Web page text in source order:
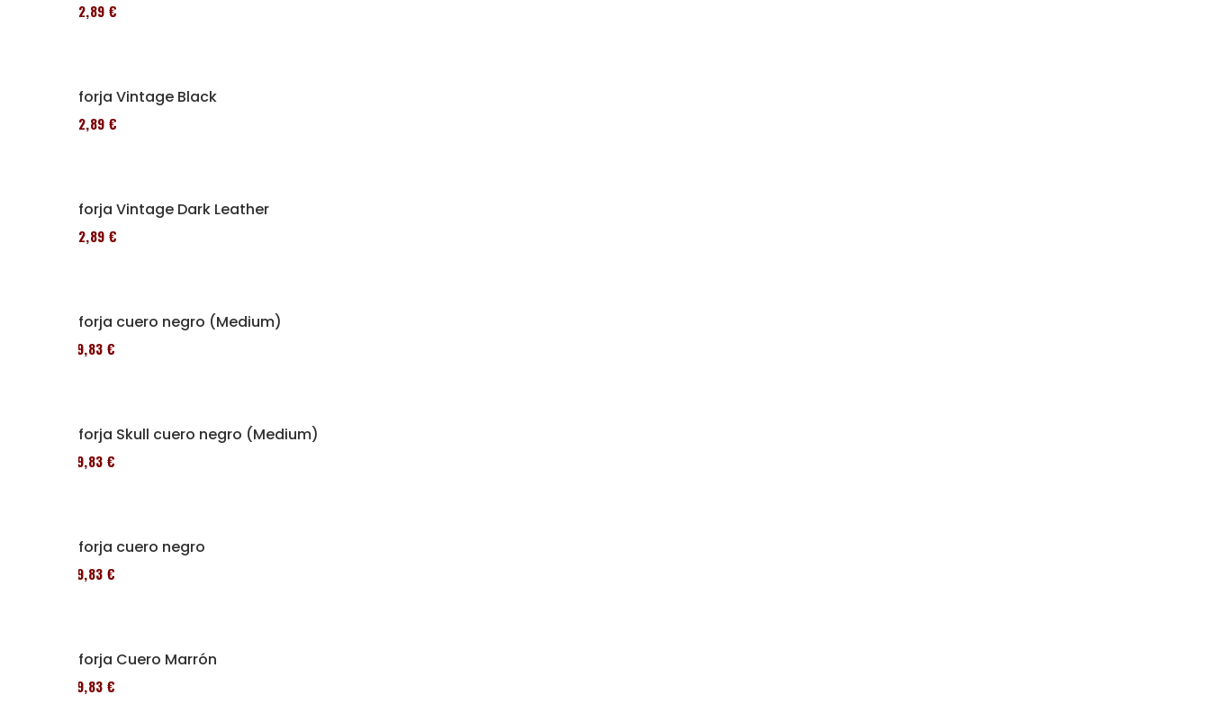
152,89 €
Alforja Vintage Black
152,89 €
Alforja Vintage Dark Leather
152,89 €
Alforja cuero negro (Medium)
119,83 €
Alforja Skull cuero negro (Medium)
119,83 €
Alforja cuero negro
119,83 €
Alforja Cuero Marrón
119,83 €